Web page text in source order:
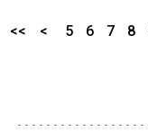
<< < 5 6 7 8